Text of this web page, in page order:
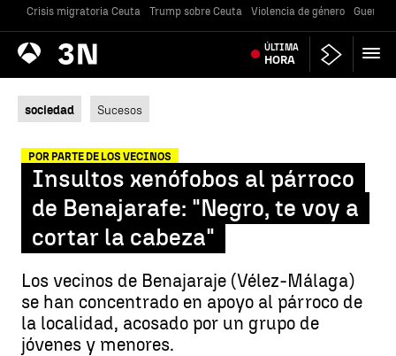
Crisis migratoria Ceuta Trump sobre Ceuta Violencia de género Guerra
Antena
3 Noticias ÚLTIMA
HORA
sociedad Sucesos
POR PARTE DE LOS VECINOS
Insultos xenófobos al párroco
de Benajarafe: "Negro, te voy a
cortar la cabeza"
Los vecinos de Benajaraje (Vélez-Málaga)
se han concentrado en apoyo al párroco de
la localidad, acosado por un grupo de
jóvenes y menores.